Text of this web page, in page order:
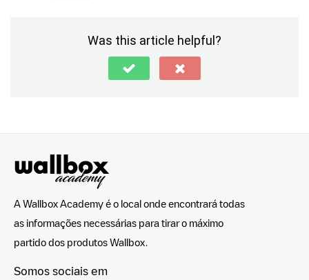
Was this article helpful?
A Wallbox Academy é o local onde encontrará todas
as informações necessárias para tirar o máximo
partido dos produtos Wallbox.
Somos sociais em